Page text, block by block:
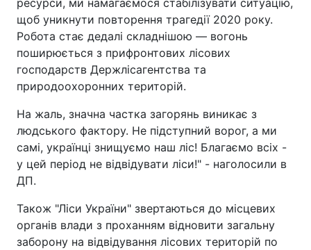
щоб уникнути повторення трагедії 2020 року.
Робота стає дедалі складнішою — вогонь
поширюється з прифронтових лісових
господарств Держлісагентства та
природоохоронних територій.
На жаль, значна частка загорянь виникає з
людського фактору. Не підступний ворог, а ми
самі, українці знищуємо наш ліс! Благаємо всіх -
у цей період не відвідувати ліси!" - наголосили в
ДП.
Також "Ліси України" звертаються до місцевих
органів влади з проханням відновити загальну
заборону на відвідування лісових територій по